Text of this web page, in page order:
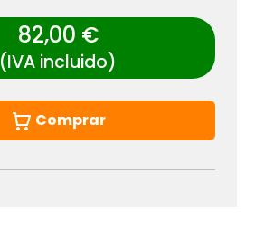
82,00 €
(IVA incluido)
Comprar